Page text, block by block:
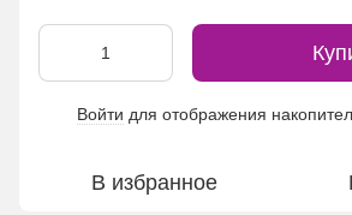
Войти для отображения
В избранное